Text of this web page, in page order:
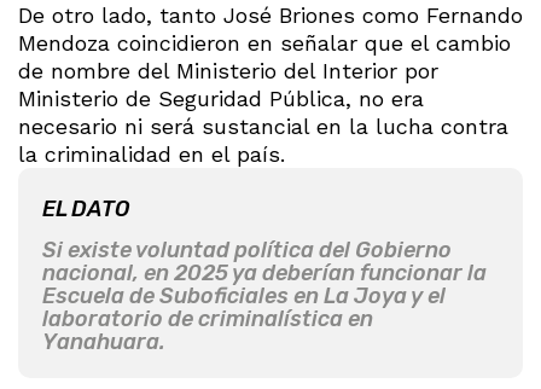
De otro lado, tanto José Briones como Fernando
Mendoza coincidieron en señalar que el cambio
de nombre del Ministerio del Interior por
Ministerio de Seguridad Pública, no era
necesario ni será sustancial en la lucha contra
la criminalidad en el país.
EL DATO
Si existe voluntad política del Gobierno
nacional, en 2025 ya deberían funcionar la
Escuela de Suboficiales en La Joya y el
laboratorio de criminalística en
Yanahuara.